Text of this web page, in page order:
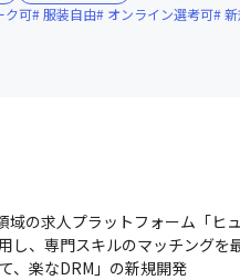
ク可 服装自由 オンライン選考可
の求人プラットフォーム「ヒ
し、専門スキルのマッチングを
、楽なDRM」の新規開発